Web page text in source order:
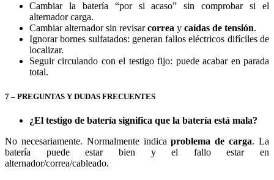
Cambiar la batería “por si acaso” sin comprobar si el
alternador carga.
Cambiar alternador sin revisarcorrea y caídas de tensión.
Ignorar bornes sulfatados: generan fallos eléctricos difíciles de
localizar.
Seguir circulando con el testigo fijo: puede acabar en parada
total.
7 – PREGUNTAS Y DUDAS FRECUENTES
¿El testigo de batería significa que la batería está mala?
No necesariamente. Normalmente indicaproblema de carga. La
batería puede estar bien y el fallo estar en
alternador/correa/cableado.